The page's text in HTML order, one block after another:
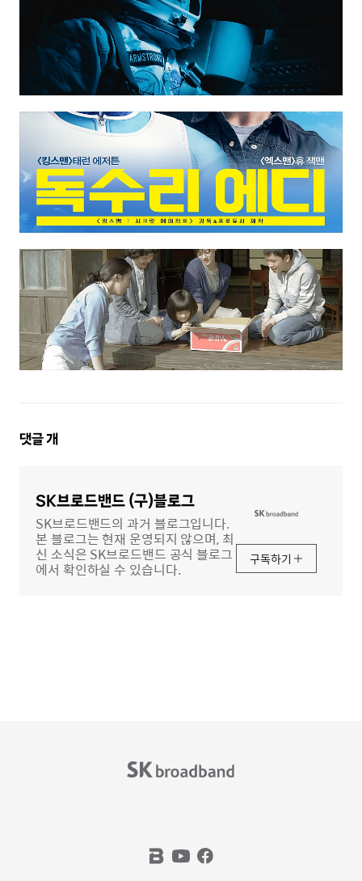
댓
댓글개
SK브로드밴드 (구)블로그
SK브로드밴드의 과거 블로그입니다.
본 블로그는 현재 운영되지 않으며, 최
신 소식은 SK브로드밴드 공식 블로그
에서 확인하실 수 있습니다.
구독하기